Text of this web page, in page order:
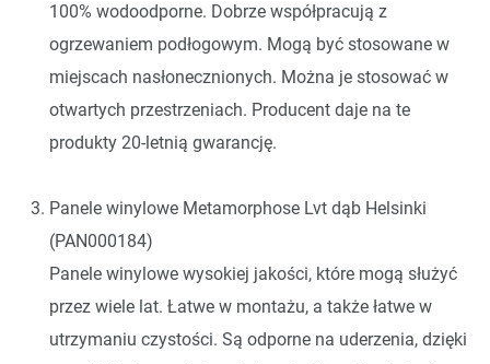
100% wodoodporne. Dobrze współpracują z
ogrzewaniem podłogowym. Mogą być stosowane w
miejscach nasłonecznionych. Można je stosować w
otwartych przestrzeniach. Producent daje na te
produkty 20-letnią gwarancję.
Panele winylowe Metamorphose Lvt dąb Helsinki
(PAN000184)
Panele winylowe wysokiej jakości, które mogą służyć
przez wiele lat. Łatwe w montażu, a także łatwe w
utrzymaniu czystości. Są odporne na uderzenia, dzięki